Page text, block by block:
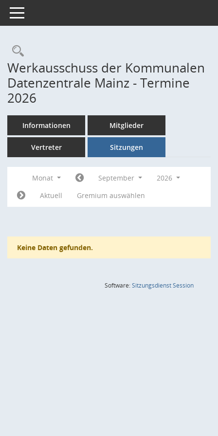
Toggle navigation
Rechercheauswahl
Werkausschuss der Kommunalen
Datenzentrale Mainz - Termine
2026
Informationen Mitglieder
Vertreter Sitzungen
Monat September
2026
Aktuell
Gremium auswählen
Keine Daten gefunden.
Software:SitzungsdienstSession(Wird in